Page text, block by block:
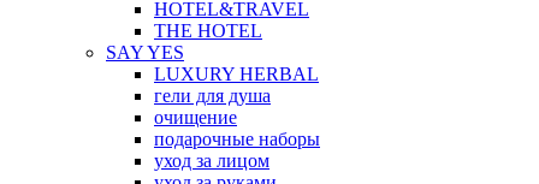
HOTEL&TRAVEL
THE HOTEL
SAY YES
LUXURY HERBAL
гели для душа
очищение
подарочные наборы
уход за лицом